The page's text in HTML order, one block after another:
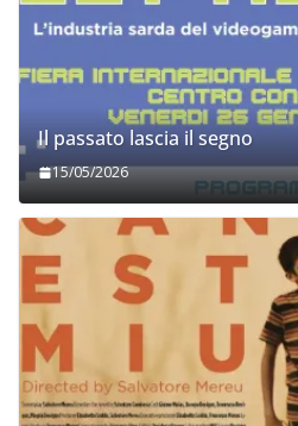
Il passato lascia il segno
15/05/2026